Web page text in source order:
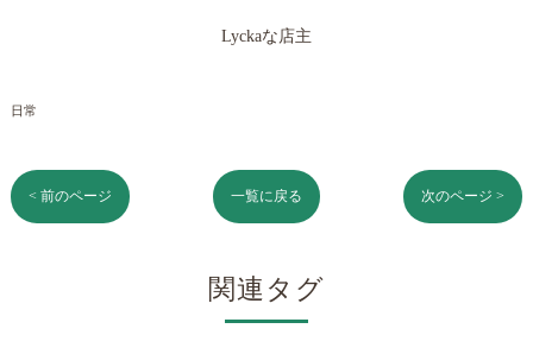
Lyckaな店主
日常
< 前のページ 一覧に戻る 次のページ >
関連タグ